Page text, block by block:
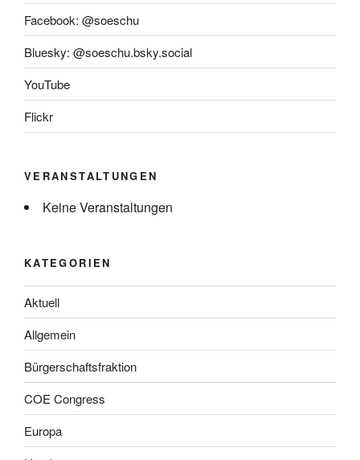
Facebook: @soeschu
Bluesky: @soeschu.bsky.social
YouTube
Flickr
VERANSTALTUNGEN
Keine Veranstaltungen
KATEGORIEN
Aktuell
Allgemein
Bürgerschaftsfraktion
COE Congress
Europa